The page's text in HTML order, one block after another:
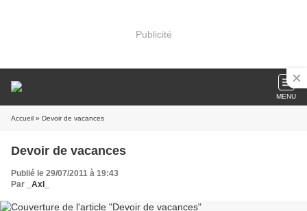
Publicité
MENU
Accueil » Devoir de vacances
Devoir de vacances
Publié le 29/07/2011 à 19:43
Par
_Axl_